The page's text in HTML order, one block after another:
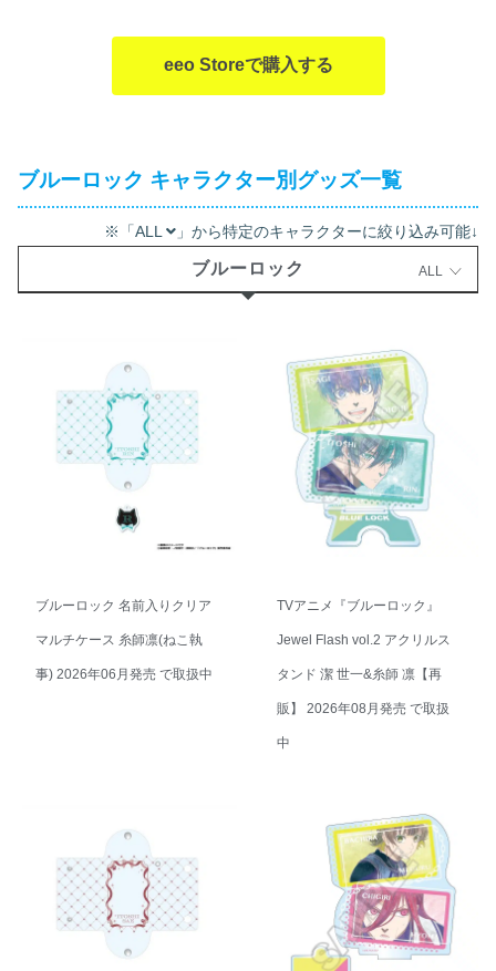
eeo Storeで購入する
ブルーロック キャラクター別グッズ一覧
※「ALL 」から特定のキャラクターに絞り込み可能↓
ブルーロック ALL
ブルーロック 名前入りクリア
マルチケース 糸師凛(ねこ執
事) 2026年06月発売 で取扱中
TVアニメ『ブルーロック』
Jewel Flash vol.2 アクリルス
タンド 潔 世一&糸師 凛【再
販】 2026年08月発売 で取扱
中